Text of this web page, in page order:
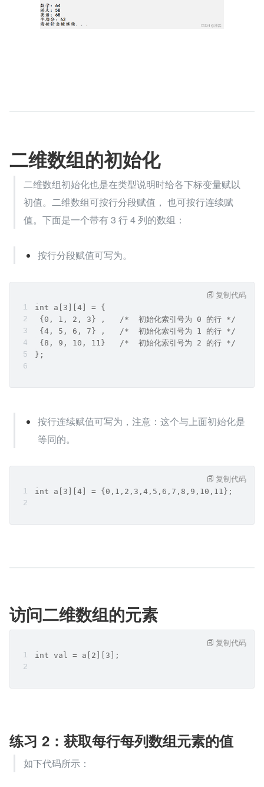
二维数组的初始化
二维数组初始化也是在类型说明时给各下标变量赋以
初值。二维数组可按行分段赋值， 也可按行连续赋
值。下面是一个带有 3 行 4 列的数组：
按行分段赋值可写为。
int a[3][4] = {
{0, 1, 2, 3} ,   /*  初始化索引号为 0 的行 */
{4, 5, 6, 7} ,   /*  初始化索引号为 1 的行 */
{8, 9, 10, 11}   /*  初始化索引号为 2 的行 */
};
复制代码
按行连续赋值可写为，注意：这个与上面初始化是
等同的。
int a[3][4] = {0,1,2,3,4,5,6,7,8,9,10,11};
复制代码
访问二维数组的元素
int val = a[2][3];
复制代码
练习 2：获取每行每列数组元素的值
如下代码所示：